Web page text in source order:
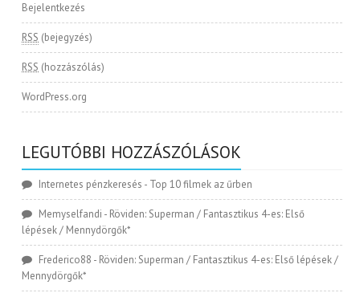
Bejelentkezés
RSS (bejegyzés)
RSS (hozzászólás)
WordPress.org
LEGUTÓBBI HOZZÁSZÓLÁSOK
Internetes pénzkeresés - Top 10 filmek az űrben
Memyselfandi - Röviden: Superman / Fantasztikus 4-es: Első
lépések / Mennydörgők*
Frederico88 - Röviden: Superman / Fantasztikus 4-es: Első lépések /
Mennydörgők*